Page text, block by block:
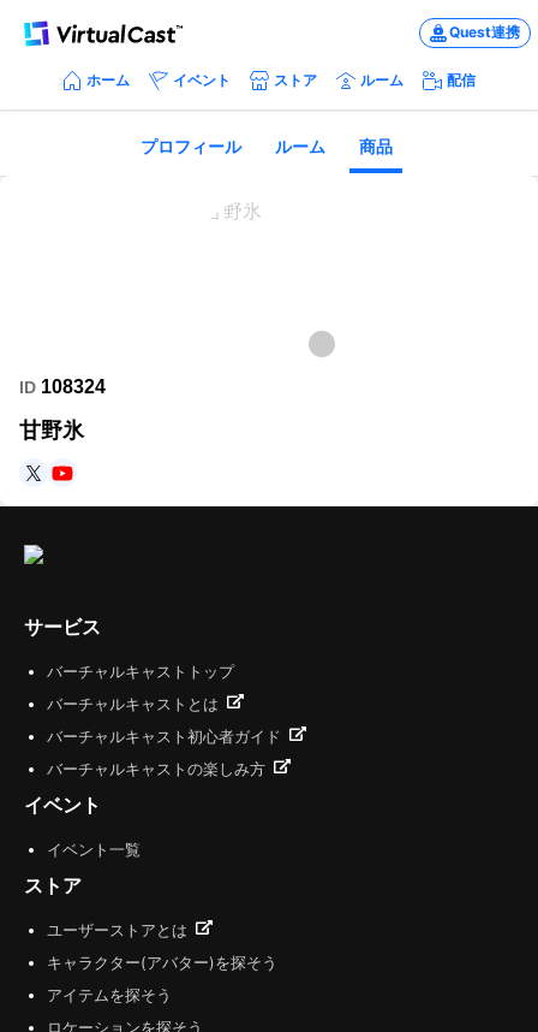
Quest連携
ホーム イベント ストア ルーム 配信
プロフィール ルーム 商品
ID 108324
甘野氷
https://twitter.com/koori2nd
サービス
バーチャルキャストトップ
バーチャルキャストとは
バーチャルキャスト初心者ガイド
バーチャルキャストの楽しみ方
イベント
イベント一覧
ストア
ユーザーストアとは
キャラクター(アバター)を探そう
アイテムを探そう
ロケーションを探そう